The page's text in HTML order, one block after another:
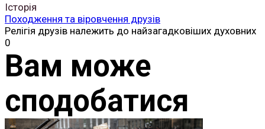
Історія
Походження та віровчення друзів
Релігія друзів належить до найзагадковіших духовних
0
Вам може
сподобатися